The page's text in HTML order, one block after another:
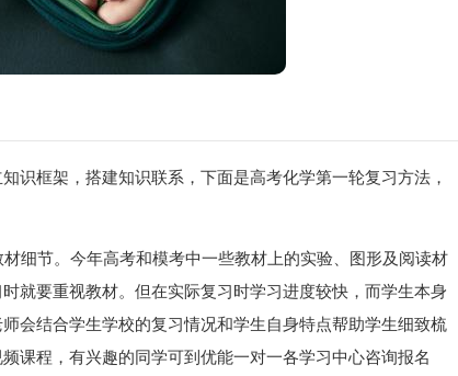
识框架，搭建知识联系，下面是高考化学第一轮复习方法，
细节。今年高考和模考中一些教材上的实验、图形及阅读材
就要重视教材。但在实际复习时学习进度较快，而学生本身
会结合学生学校的复习情况和学生自身特点帮助学生细致梳
课程，有兴趣的同学可到优能一对一各学习中心咨询报名